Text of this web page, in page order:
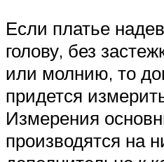
Если платье
голову, без
или молнию, то
придется
Измерения
производятся на